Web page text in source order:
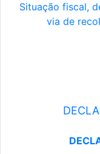
Situação fiscal,
via de